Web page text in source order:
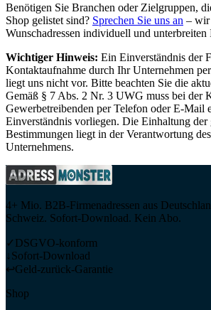
Benötigen Sie Branchen oder Zielgruppen,
Shop gelistet sind? Sprechen Sie uns an – wir
Wunschadressen individuell und
Wichtiger Hinweis: Ein Einverständnis der
Kontaktaufnahme durch Ihr Unternehmen
liegt uns nicht vor. Bitte beachten Sie die
Gemäß § 7 Abs. 2 Nr. 3 UWG muss bei der
Gewerbetreibenden per Telefon oder E-Mail
Einverständnis vorliegen. Die Einhaltung der
Bestimmungen liegt in der Verantwortung
Unternehmens.
4+ Mio. B2B-Firmenadressen aus
Schweiz. Sofort-Download. Kein Abo.
✓ DSGVO-konform
↓Sofort-Download
↩Geld-zurück-Garantie
Shop